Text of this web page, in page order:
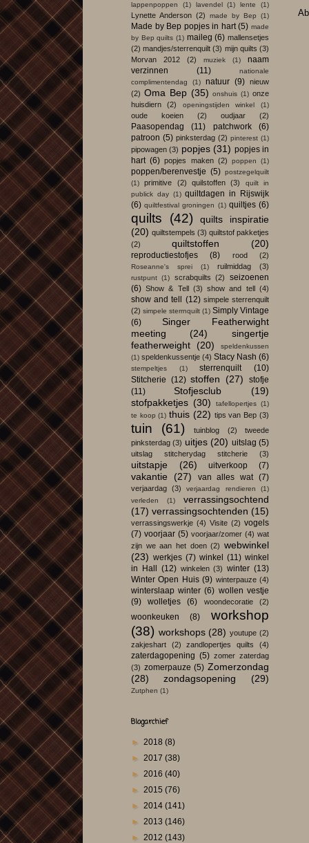
lappenpoppen (1) lavendel (1) lente (1)
Lynette Anderson (2) made by Bep (1)
Made by Bep popjes in hart (5) made
by Bep quilts (1) maileg (6) mallensetjes
(2) mandjes/sterrenquilt (3) mijn quilts (3)
Morvan 2012
(2) muziek (1)
naam
verzinnen
(11)
nationale
complimentendag
(1) natuur (9) nieuw
(2) Oma Bep (35) onshuis (1) onze
huisdiern
(2) openingstijden winkel (1)
oude koeien (2) oudjaar (2)
Paasopendag (11) patchwork
(6)
patroon (5) pinksterdag (2) pinterest (1)
pipowagen (3) popjes (31) popjes in
hart (6) popjes maken (2) poppen (1)
poppen/berenvestje (5) postzegelquilt
(1)
primitive (2) quilstoffen (3)
quilt in
publick day (1) quiltdagen in Rijswijk
(6) quiltfestival groningen (1) quiltjes (6)
quilts (42)
quilts inspiratie
(20) quiltstempels (3) quiltstof pakketjes
(2)
quiltstoffen (20)
reproductiestofjes (8) rood (2)
Roseanne's sprei (1) ruilmiddag (3)
rustpunt (1) scrabquilts (2)
seizoenen
(6) Show & Tell (3) show and tell (4)
show and tell (12) simpele sterrenquilt
(2) simpele sterrnquilt (1) Simply Vintage
(6)
Singer Featherwight
meeting
(24)
singertje
featherweight
(20)
speldenkussen
(1) speldenkussentje (4) Stacy Nash (6)
stempeltjes (1) sterrenquilt
(10)
Stitcherie (12) stoffen (27)
stofje
(11)
Stofjesclub
(19)
stofpakketjes (30) tafellopertjes (1)
te koop (1) thuis (22) tips van Bep (3)
tuin (61) tuinblog (2)
tweede
pinksterdag (3) uitjes (20) uitslag (5)
uitslag stitcherydag stitcherie (3)
uitstapje (26) uitverkoop (7)
vakantie (27) van alles wat (7)
verjaardag (3) verjaardag rendieren
(1)
verleden
(1)
verrassingsochtend
(17) verrassingsochtenden (15)
verrassingswerkje (4) Visite (2) vogels
(7) voorjaar (5) voorjaar/zomer (4) wat
zijn we aan het doen (2) webwinkel
(23) werkjes (7) winkel (11) winkel
in Hall
(12) winkelen (3) winter (13)
Winter Open Huis (9) winterpauze (4)
winterslaap winter (6) wollen vestje
(9)
wolletjes (6) woondecoratie (2)
woonkeuken (8)
workshop
(38) workshops (28) youtupe (2)
zakjeshart
(2) zandlopertjes quilts (4)
zaterdagopening (5) zomer zaterdag
(3) zomerpauze (5) Zomerzondag
(28)
zondagsopening (29)
Zutphen (1)
Blogarchief
► 2018 (8)
► 2017 (38)
► 2016 (40)
► 2015 (76)
► 2014 (141)
► 2013 (146)
► 2012 (143)